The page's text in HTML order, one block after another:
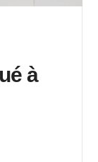
à